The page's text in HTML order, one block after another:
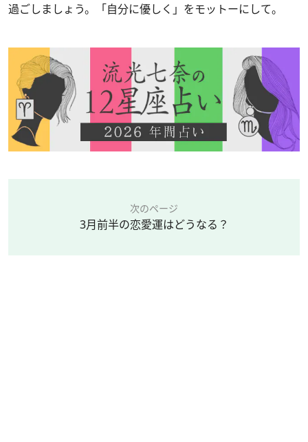
過ごしましょう。「自分に優しく」をモットーにして。
次のページ
3月前半の恋愛運はどうなる？